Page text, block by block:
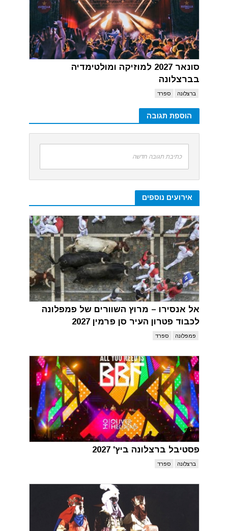
סונאר 2027 למוזיקה ומולטימדיה
בברצלונה
ברצלונה ספרד
הוספת תגובה
כתיבת תגובה חדשה
אירועים נוספים
אל אנסירו – מרוץ השוורים של פמפלונה
לכבוד פטרון העיר סן פרמין 2027
פמפלונה ספרד
פסטיבל ברצלונה ביץ' 2027
ברצלונה ספרד